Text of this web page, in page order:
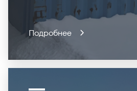
Подробнее